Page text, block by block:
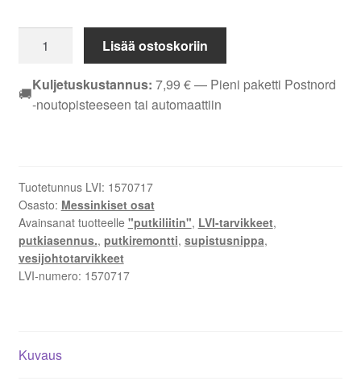
SUPISTUSNIPPA
DN
32X25
Lisää ostoskoriin
🚚Kuljetuskustannus: 7,99 €— Pieni paketti Postnord
-noutopisteeseen tai automaattiin
Tuotetunnus LVI: 1570717
Osasto: Messinkiset osat
Avainsanat tuotteelle "putkiliitin", LVI-tarvikkeet,
putkiasennus., putkiremontti, supistusnippa,
vesijohtotarvikkeet
LVI-numero: 1570717
Kuvaus